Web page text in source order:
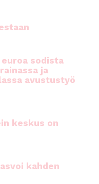
sodista
ja
avustustyö
keskus on
kahden